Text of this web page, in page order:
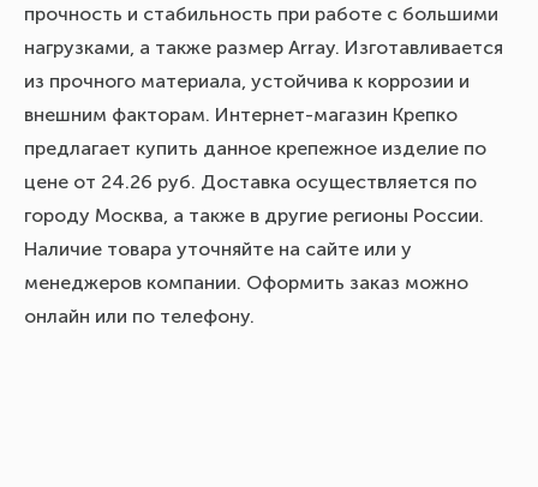
прочность и стабильность при работе с большими
нагрузками, а также размер Array. Изготавливается
из прочного материала, устойчива к коррозии и
внешним факторам. Интернет-магазин Крепко
предлагает купить данное крепежное изделие по
цене от 24.26 руб. Доставка осуществляется по
городу Москва, а также в другие регионы России.
Наличие товара уточняйте на сайте или у
менеджеров компании. Оформить заказ можно
онлайн или по телефону.